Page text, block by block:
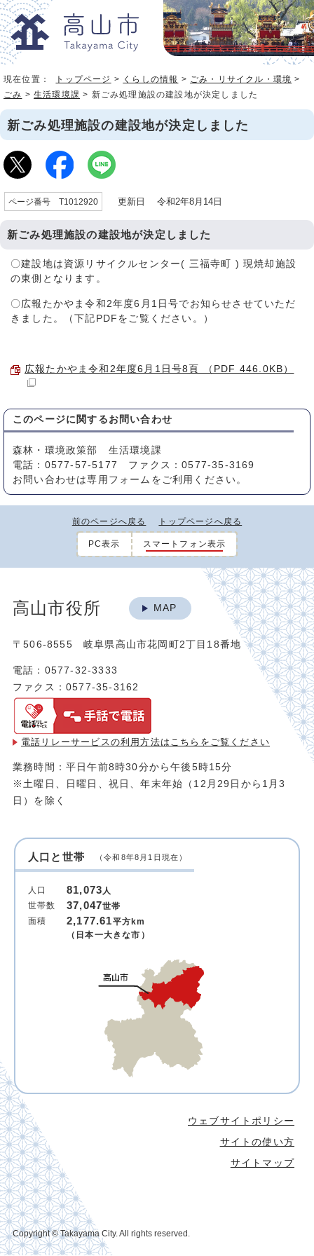
現在位置： トップページ > くらしの情報 > ごみ・リサイクル・環境 >
ごみ >生活環境課 > 新ごみ処理施設の建設地が決定しました
新ごみ処理施設の建設地が決定しました
ページ番号 T1012920 更新日 令和2年8月14日
新ごみ処理施設の建設地が決定しました
〇建設地は資源リサイクルセンター( 三福寺町 ) 現焼却施設
の東側となります。
〇広報たかやま令和2年度6月1日号でお知らせさせていただ
きました。（下記PDFをご覧ください。）
広報たかやま令和2年度6月1日号8頁 （PDF 446.0KB）
このページに関する お問い合わせ
森林・環境政策部 生活環境課
電話：0577-57-5177 ファクス：0577-35-3169
お問い合わせは専用フォームをご利用ください。
前のページへ戻る トップページへ戻る
PC表示 スマートフォン表示
高山市役所 MAP
〒506-8555 岐阜県高山市花岡町2丁目18番地
電話：0577-32-3333
ファクス：0577-35-3162
電話リレーサービスの利用方法は こちらをご覧ください
業務時間：平日午前8時30分から午後5時15分
※土曜日、日曜日、祝日、年末年始（12月29日から1月3
日）を除く
人口と世帯 （令和8年8月1日現在）
人口 81,073人
世帯数
37,047世帯
面積
2,177.61平方km
（日本一大きな市）
ウェブサイトポリシー
サイトの使い方
サイトマップ
Copyright © Takayama City. All rights reserved.